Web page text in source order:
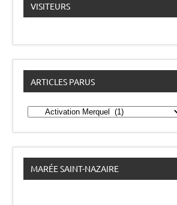
VISITEURS
ARTICLES PARUS
A
r
t
c
l
e
s
MARÉE SAINT-NAZAIRE